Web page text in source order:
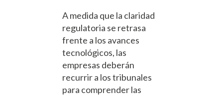
A medida que la claridad
regulatoria se retrasa
frente a los avances
tecnológicos, las
empresas deberán
recurrir a los tribunales
para comprender las